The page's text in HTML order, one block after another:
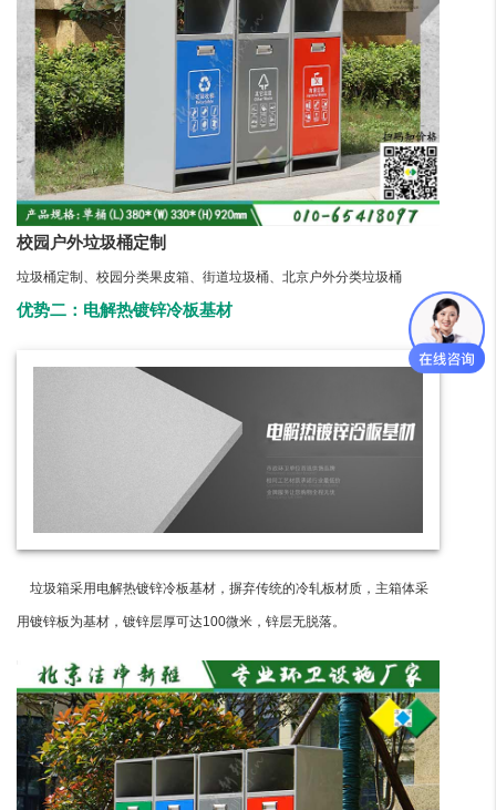
校园户外垃圾桶定制
垃圾桶定制、校园分类果皮箱、街道垃圾桶、北京户外分类垃圾桶
优势二：电解热镀锌冷板基材
垃圾箱采用电解热镀锌冷板基材，摒弃传统的冷轧板材质，主箱体采
用镀锌板为基材，镀锌层厚可达100微米，锌层无脱落。